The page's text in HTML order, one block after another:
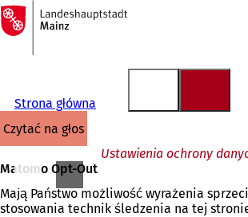
Przejdź do treści
Do
strony
głównej
Strona główna
czytać na głos
Ustawienia ochrony
Matomo Opt-Out
Mają Państwo możliwość wyrażenia
stosowania technik śledzenia na tej